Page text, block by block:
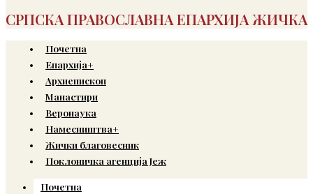
СРПСКА ПРАВОСЛАВНА ЕПАРХИЈА ЖИЧКА
Почетна
Епархија+
Архиепископ
Манастири
Веронаука
Намесништва+
Жички благовесник
Поклоничка агенција Јеж
Почетна